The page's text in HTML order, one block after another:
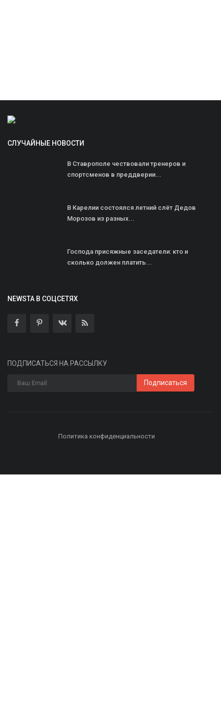
СЛУЧАЙНЫЕ НОВОСТИ
В Ставрополе чествовали тренеров и
спортсменов в преддверии...
В Карелии состоялся летний слёт Дедов
Морозов из разных...
Господа присяжные заседатели: кто и
сколько должен платить...
NEWSTA В СОЦСЕТЯХ
ПОДПИСАТЬСЯ НА РАССЫЛКУ
Подписаться
Политика конфиденциальности